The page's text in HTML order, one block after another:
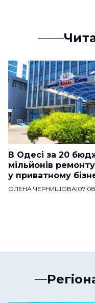
В Одесі за 20
мільйонів
у приватному
ОЛЕНА ЧЕРНИШОВА|